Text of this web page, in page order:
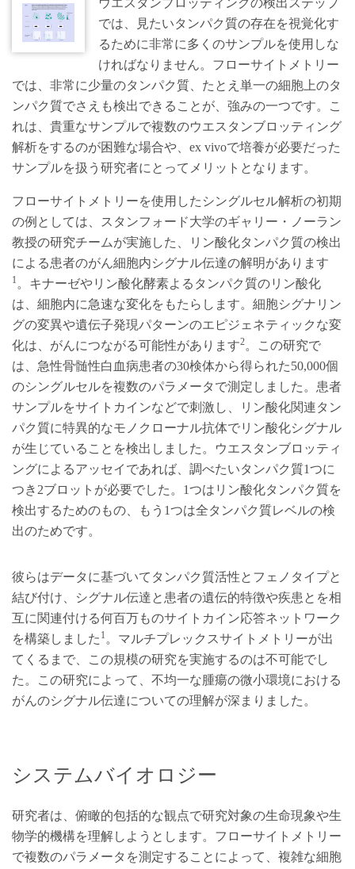
では、見たいタンパク質の存在を視覚化す
るために非常に多くのサンプルを使用しな
ければなりません。フローサイトメトリー
では、非常に少量のタンパク質、たとえ単一の細胞上のタ
ンパク質でさえも検出できることが、強みの一つです。こ
れは、貴重なサンプルで複数のウエスタンブロッティング
解析をするのが困難な場合や、ex vivoで培養が必要だった
サンプルを扱う研究者にとってメリットとなります。
フローサイトメトリーを使用したシングルセル解析の初期
の例としては、スタンフォード大学のギャリー・ノーラン
教授の研究チームが実施した、リン酸化タンパク質の検出
による患者のがん細胞内シグナル伝達の解明があります
1 。キナーゼやリン酸化酵素よるタンパク質のリン酸化
は、細胞内に急速な変化をもたらします。細胞シグナリン
グの変異や遺伝子発現パターンのエピジェネティックな変
化は、がんにつながる可能性があります2。この研究で
は、急性骨髄性白血病患者の30検体から得られた50,000個
のシングルセルを複数のパラメータで測定しました。患者
サンプルをサイトカインなどで刺激し、リン酸化関連タン
パク質に特異的なモノクローナル抗体でリン酸化シグナル
が生じていることを検出しました。ウエスタンブロッティ
ングによるアッセイであれば、調べたいタンパク質1つに
つき2ブロットが必要でした。1つはリン酸化タンパク質を
検出するためのもの、もう1つは全タンパク質レベルの検
出のためです。
彼らはデータに基づいてタンパク質活性とフェノタイプと
結び付け、シグナル伝達と患者の遺伝的特徴や疾患とを相
互に関連付ける何百万ものサイトカイン応答ネットワーク
を構築しました 1 。マルチプレックスサイトメトリーが出
てくるまで、この規模の研究を実施するのは不可能でし
た。この研究によって、不均一な腫瘍の微小環境における
がんのシグナル伝達についての理解が深まりました。
システムバイオロジー
研究者は、俯瞰的包括的な観点で研究対象の生命現象や生
物学的機構を理解しようとします。フローサイトメトリー
で複数のパラメータを測定することによって、複雑な細胞